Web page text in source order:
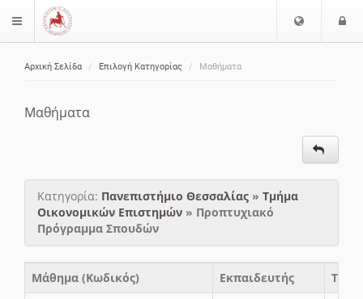
$langMenu
Γ
λ
ώ
ς
Αρχική Σελίδα Επιλογή Κατηγορίας Μαθήματα
Μαθήματα
Κατηγορία: Πανεπιστήμιο Θεσσαλίας » Τμήμα
Οικονομικών Επιστημών » Προπτυχιακό
Πρόγραμμα Σπουδών
Μάθημα (Κωδικός) Εκπαιδευτής